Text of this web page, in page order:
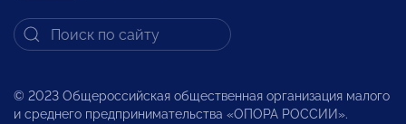
© 2023 Общероссийская общественная организация малого
и среднего предпринимательства «ОПОРА РОССИИ».